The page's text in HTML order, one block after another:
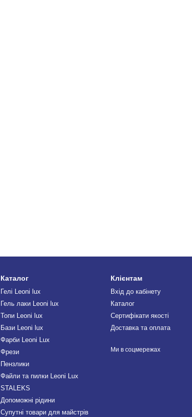
Каталог
Гелі Leoni lux
Гель лаки Leoni lux
Топи Leoni lux
Бази Leoni lux
Фарби Leoni Lux
Фрези
Пензлики
Файли та пилки Leoni Lux
STALEKS
Допоможні рідини
Супутні товари для майстрів
Клієнтам
Вхід до кабінету
Каталог
Сертифікати якості
Доставка та оплата
Ми в соцмережах